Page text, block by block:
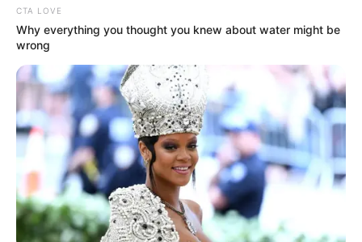
ตั้งแต่นั้นมา พระราหูประกาศเป็นศัตรูกับพระจันทร์และ
พระอาทิตย์ทันที คือพระราหูคอยจับพระจันทร์และ
พระอาทิตย์กินหรืออมไว้เพื่อเป็นการแก้แค้น ถ้าอม
พระจันทร์เราเรียกว่าจันทรุปราคา ถ้าอมพระอาทิตย์เรา
เรียกว่าสุริยุปราคา ชาวบ้านเรียก “มีสูรย์มีจันทร์” หรือ
“จัทนคราส สุริยคราส”
CTA LOVE
Why everything you thought you knew about water might be
wrong